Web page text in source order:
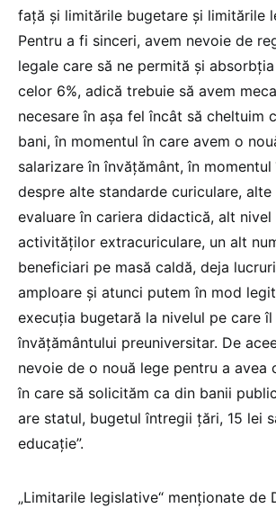
față și limitările bugetare și limitările
Pentru a fi sinceri, avem nevoie de
legale care să ne permită și
celor 6%, adică trebuie să avem
necesare în așa fel încât să cheltuim
bani, în momentul în care avem o
salarizare în învățământ, în
despre alte standarde curiculare,
evaluare în cariera didactică, alt nivel
activităților extracuriculare, un alt
beneficiari pe masă caldă, deja
amploare și atunci putem în mod
execuția bugetară la nivelul pe care îl
învățământului preuniversitar. De
nevoie de o nouă lege pentru a avea
în care să solicităm ca din banii
are statul, bugetul întregii țări, 15 lei
educație”.
„Limitarile legislative“ menționate de